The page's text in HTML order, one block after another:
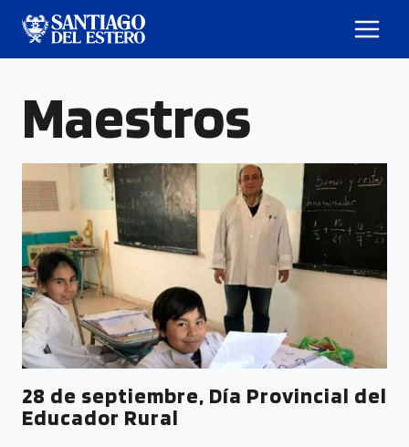
Maestros
28 de septiembre, Día Provincial del
Educador Rural